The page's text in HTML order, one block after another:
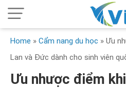
Home » Cẩm nang du học » Ưu
Lan và Đức dành cho sinh viên
Ưu nhược điểm